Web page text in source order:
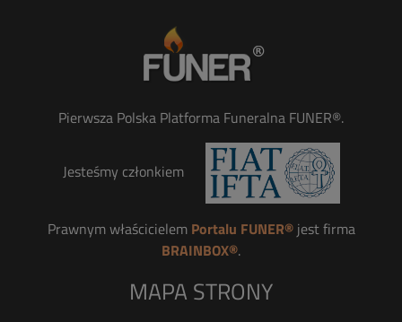
Pierwsza Polska Platforma Funeralna FUNER®.
Jesteśmy członkiem
Prawnym właścicielem Portalu FUNER®jest firma
BRAINBOX®.
MAPA STRONY